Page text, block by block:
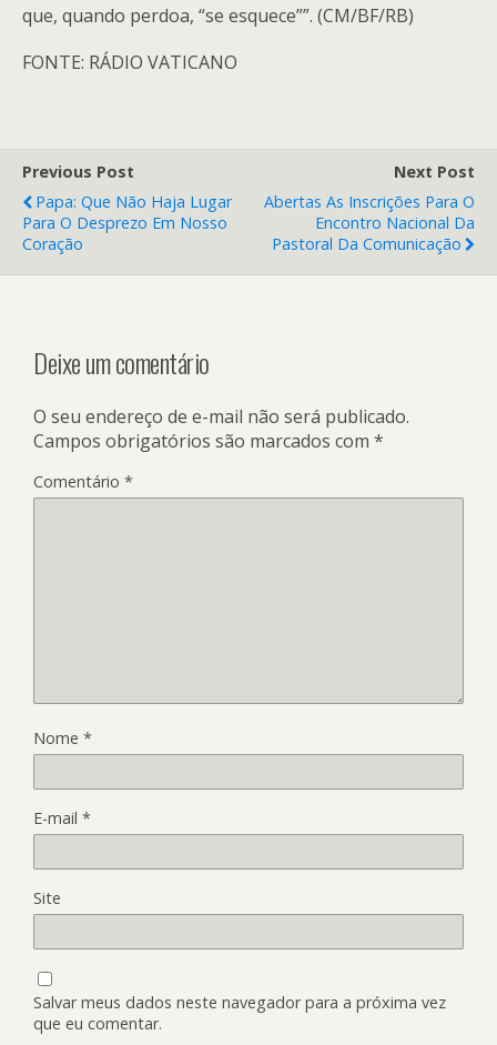
que, quando perdoa, “se esquece””. (CM/BF/RB)
FONTE: RÁDIO VATICANO
Previous Post
Papa: Que Não Haja Lugar
Para O Desprezo Em Nosso
Coração
Next Post
Abertas As Inscrições Para O
Encontro Nacional Da
Pastoral Da Comunicação
Deixe um comentário
O seu endereço de e-mail não será publicado.
Campos obrigatórios são marcados com *
Comentário *
Nome *
E-mail *
Site
Salvar meus dados neste navegador para a próxima vez
que eu comentar.